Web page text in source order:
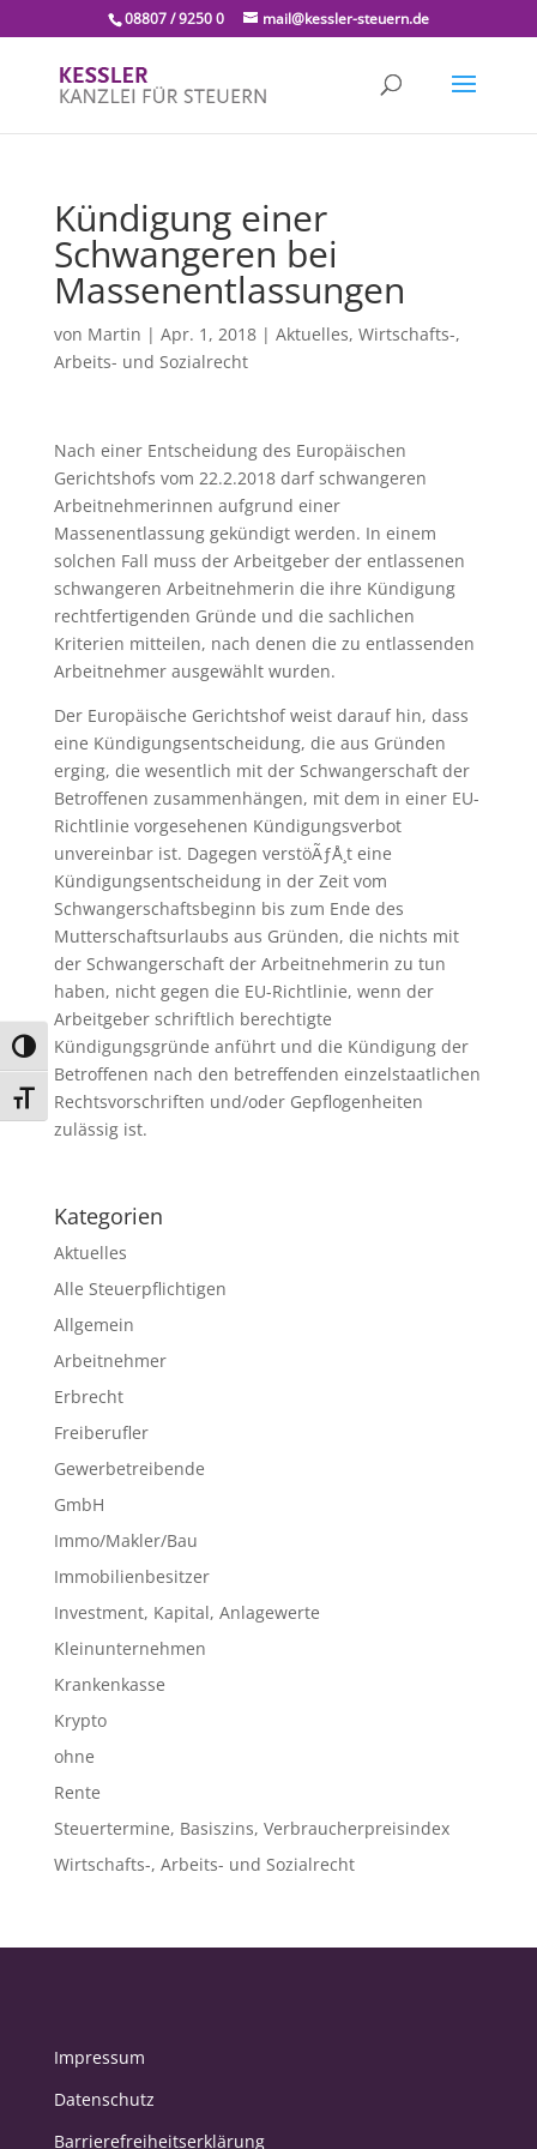
Umschalten auf hohe Kontraste
Schrift vergrößern
08807 / 9250 0 mail@kessler-steuern.de
Kündigung einer
Schwangeren bei
Massenentlassungen
von Martin | Apr. 1, 2018| Aktuelles, Wirtschafts-,
Arbeits- und Sozialrecht
Nach einer Entscheidung des Europäischen
Gerichtshofs vom 22.2.2018 darf schwangeren
Arbeitnehmerinnen aufgrund einer
Massenentlassung gekündigt werden. In einem
solchen Fall muss der Arbeitgeber der entlassenen
schwangeren Arbeitnehmerin die ihre Kündigung
rechtfertigenden Gründe und die sachlichen
Kriterien mitteilen, nach denen die zu entlassenden
Arbeitnehmer ausgewählt wurden.
Der Europäische Gerichtshof weist darauf hin, dass
eine Kündigungsentscheidung, die aus Gründen
erging, die wesentlich mit der Schwangerschaft der
Betroffenen zusammenhängen, mit dem in einer EU-
Richtlinie vorgesehenen Kündigungsverbot
unvereinbar ist. Dagegen verstöÃƒÅ¸t eine
Kündigungsentscheidung in der Zeit vom
Schwangerschaftsbeginn bis zum Ende des
Mutterschaftsurlaubs aus Gründen, die nichts mit
der Schwangerschaft der Arbeitnehmerin zu tun
haben, nicht gegen die EU-Richtlinie, wenn der
Arbeitgeber schriftlich berechtigte
Kündigungsgründe anführt und die Kündigung der
Betroffenen nach den betreffenden einzelstaatlichen
Rechtsvorschriften und/oder Gepflogenheiten
zulässig ist.
Kategorien
Aktuelles
Alle Steuerpflichtigen
Allgemein
Arbeitnehmer
Erbrecht
Freiberufler
Gewerbetreibende
GmbH
Immo/Makler/Bau
Immobilienbesitzer
Investment, Kapital, Anlagewerte
Kleinunternehmen
Krankenkasse
Krypto
ohne
Rente
Steuertermine, Basiszins, Verbraucherpreisindex
Wirtschafts-, Arbeits- und Sozialrecht
Impressum
Datenschutz
Barrierefreiheitserklärung